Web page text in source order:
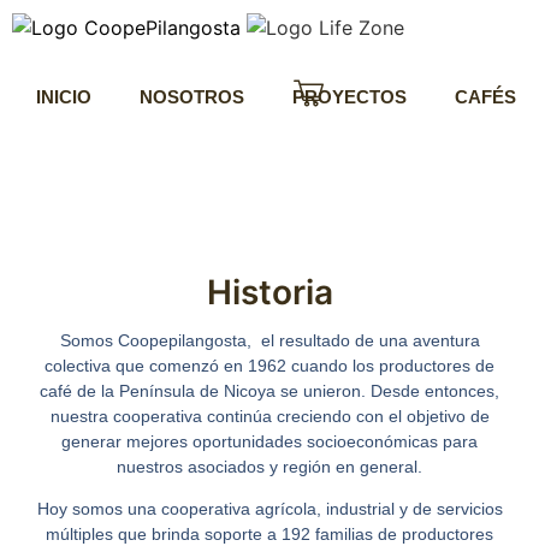
INICIO NOSOTROS PROYECTOS CAFÉS
Historia
Somos Coopepilangosta , el resultado de una aventura
colectiva que comenzó en 1962 cuando los productores de
café de la Península de Nicoya se unieron. Desde entonces,
nuestra cooperativa continúa creciendo con el objetivo de
generar mejores oportunidades socioeconómicas para
nuestros asociados y región en general.
Hoy somos una cooperativa agrícola, industrial y de servicios
múltiples que brinda soporte a 192 familias de productores